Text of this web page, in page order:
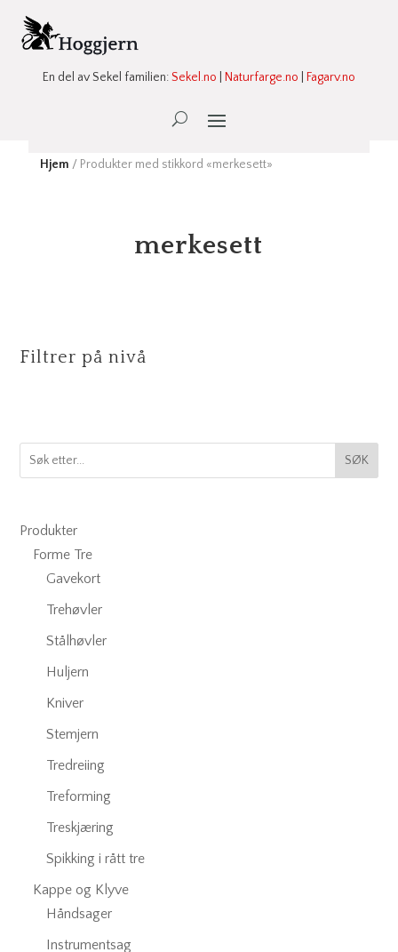
En del av Sekel familien:Sekel.no Naturfarge.no Fagarv.no
Ønskeliste -
Hjem / Produkter med stikkord «merkesett»
merkesett
Filtrer på nivå
SØK
Produkter
Forme Tre
Gavekort
Trehøvler
Stålhøvler
Huljern
Kniver
Stemjern
Tredreiing
Treforming
Treskjæring
Spikking i rått tre
Kappe og Klyve
Håndsager
Instrumentsag